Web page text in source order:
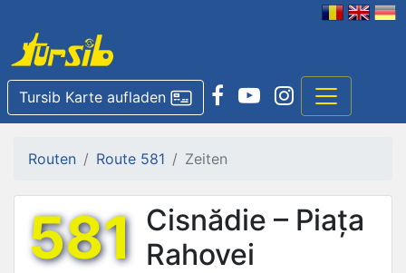
Tursib Karte aufladen
Routen Route 581 Zeiten
581 Cisnădie – Piața
Rahovei